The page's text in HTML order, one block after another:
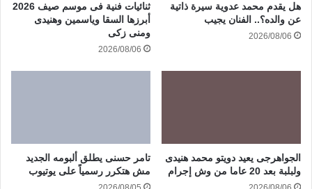
هل يقدم محمد عدوية سيرة ذاتية
عن والده؟.. الفنان يجيب
2026/08/06
ثنائيات فنية فى موسم صيف 2026
أبرزها السقا وياسمين وهنيدى
ومنى زكى
2026/08/06
الجواهرجى يعيد دويتو محمد هنيدى
ولبلبة بعد 20 عاما من وش إجرام
تامر حسنى يطلق ألبومه الجديد
مش هتكرر رسمياً على يوتيوب